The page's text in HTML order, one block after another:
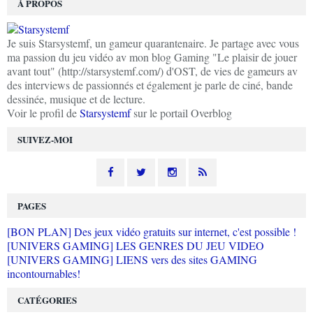
SUIVEZ-MOI
À PROPOS
Je suis Starsystemf, un gameur quarantenaire. Je partage avec vous
ma passion du jeu vidéo av mon blog Gaming "Le plaisir de jouer
avant tout" (http://starsystemf.com/) d'OST, de vies de gameurs av
des interviews de passionnés et également je parle de ciné, bande
dessinée, musique et de lecture.
Voir le profil deStarsystemfsur le portail Overblog
PAGES
[BON PLAN] Des jeux vidéo gratuits sur internet, c'est possible !
[UNIVERS GAMING] LES GENRES DU JEU VIDEO
[UNIVERS GAMING] LIENS vers des sites GAMING
incontournables!
CATÉGORIES